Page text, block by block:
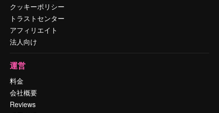
クッキーポリシー
トラストセンター
アフィリエイト
法人向け
運営
料金
会社概要
Reviews